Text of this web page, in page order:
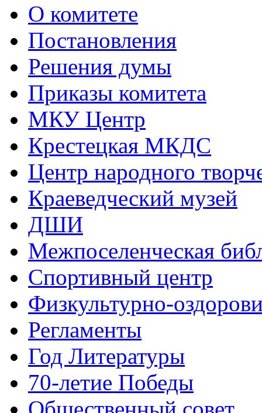
О комитете
Постановления
Решения думы
Приказы комитета
МКУ Центр
Крестецкая МКДС
Центр народного
Краеведческий музей
ДШИ
Межпоселенческая
Спортивный центр
Физкультурно-
Регламенты
Год Литературы
70-летие Победы